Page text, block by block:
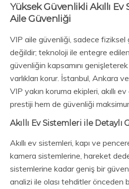
Yüksek Güvenlikli Akıllı Ev
Aile Güvenliği
VIP aile güvenliği, sadece
değildir; teknoloji ile entegre edilen
güvenliğin kapsamını
varlıkları korur. İstanbul, Ankara
VIP yakın koruma ekipleri, akıllı
prestiji hem de güvenliği
Akıllı Ev Sistemleri ile Detaylı
Akıllı ev sistemleri, kapı ve
kamera sistemlerine, hareket
sistemlerine kadar geniş bir
analizi ile olası tehditler önceden